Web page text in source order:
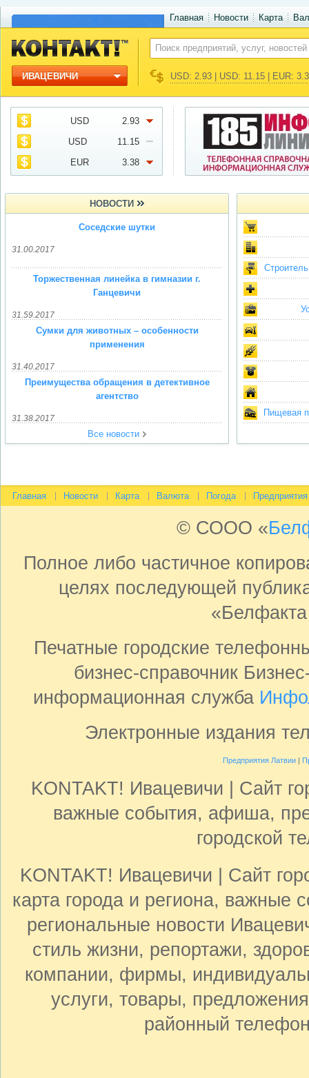
Главная Новости Карта
ИВАЦЕВИЧИ USD: 2.93 | USD: 11.15 | EUR:
USD
2.93
USD
11.15
EUR
3.38
НОВОСТИ
Соседские шутки
31.00.2017
Торжественная линейка в гимназии г.
Ганцевичи
31.59.2017
Сумки для животных – особенности
применения
31.40.2017
Преимущества обращения в детективное
агентство
31.38.2017
Все новости
Пищевая
Главная Новости Карта Валюта Погода Предприятия
© СООО «
Полное либо частичное
целях последующей
Печатные городские
бизнес-справочник
информационная служба
Электронные издания
Предприятия Латвии|
KONTAKT! Ивацевичи | Сайт
важные события, афиша,
городской
KONTAKT! Ивацевичи | Сайт
карта города и региона, важные
региональные новости
стиль жизни, репортажи,
компании, фирмы,
услуги, товары,
районный